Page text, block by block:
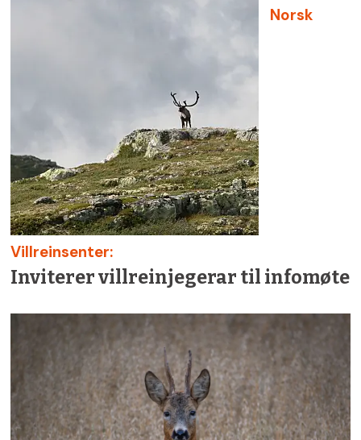
Norsk
Villreinsenter:
Inviterer villreinjegerar til infomøte